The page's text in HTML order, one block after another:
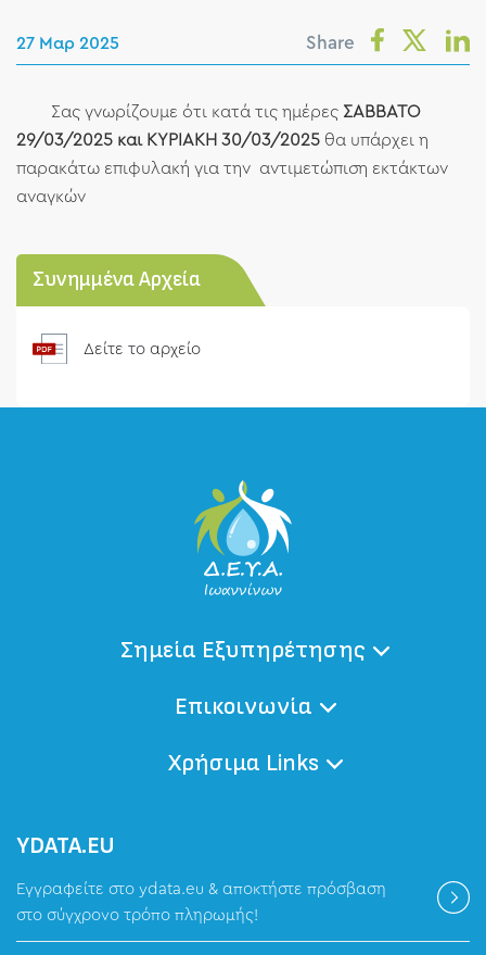
27 Μαρ 2025 Share
Σας γνωρίζουμε ότι κατά τις ημέρες ΣΑΒΒΑΤΟ
29/03/2025 και ΚΥΡΙΑΚΗ 30/03/2025 θα υπάρχει η
παρακάτω επιφυλακή για την αντιμετώπιση εκτάκτων
αναγκών
Συνημμένα Αρχεία
Δείτε το αρχείο
Σημεία Εξυπηρέτησης
Επικοινωνία
Χρήσιμα Links
ΥDATA.EU
Εγγραφείτε στο ydata.eu & αποκτήστε πρόσβαση
στο σύγχρονο τρόπο πληρωμής!